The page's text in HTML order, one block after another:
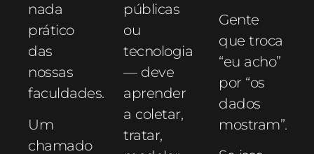
nada
prático
das
nossas
faculdades.
Um
chamado
públicas
ou
tecnologia
— deve
aprender
a coletar,
tratar,
Gente
que troca
“eu acho”
por “os
dados
mostram”.